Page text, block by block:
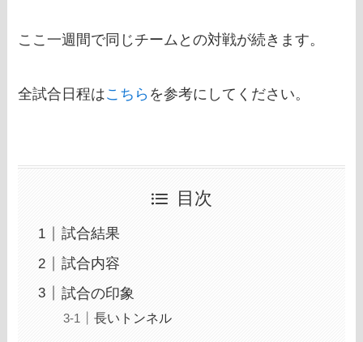
ここ一週間で同じチームとの対戦が続きます。
全試合日程はこちら を参考にしてください。
目次
試合結果
試合内容
試合の印象
長いトンネル